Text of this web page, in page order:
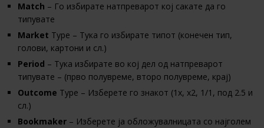
Match – Го избирате натпреварот кој сакате да го
типувате
Market Type – Тука го избирате типот (конечен тип,
голови, картони и сл.)
Period – Тука избирате во кој дел од натпреварот
типувате – (прво полувреме, второ полувреме, крај)
Outcome Type – Изберете го знакот (1х, х2, 1/1, под 2.5 и
сл.)
Bookmaker – Изберете ја обложувалницата со најголем